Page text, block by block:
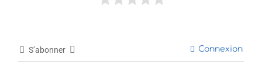
S’abonner Connexion